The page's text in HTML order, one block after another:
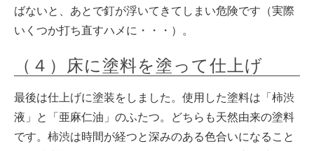
ばないと、あとで釘が浮いてきてしまい危険です（実際
いくつか打ち直すハメに・・・）。
（４）床に塗料を塗って仕上げ
最後は仕上げに塗装をしました。使用した塗料は「柿渋
液」と「亜麻仁油」のふたつ。どちらも天然由来の塗料
です。柿渋は時間が経つと深みのある色合いになること